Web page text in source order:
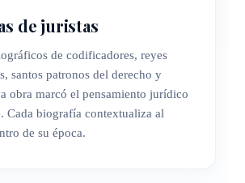
de juristas
de codificadores, reyes
santos patronos del derecho y
obra marcó el pensamiento jurídico
Cada biografía contextualiza al
de su época.